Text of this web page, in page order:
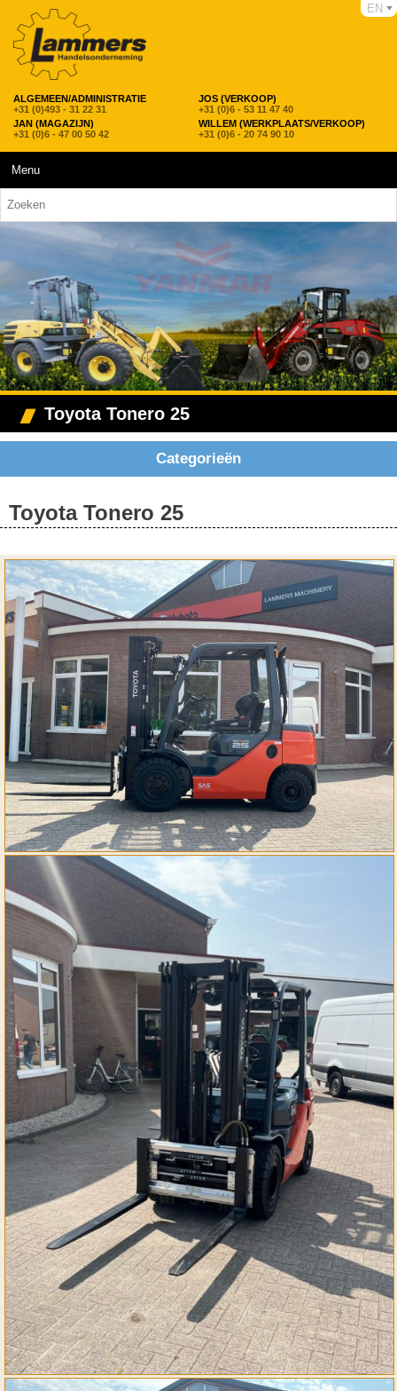
ALGEMEEN/ADMINISTRATIE
+31 (0)493 - 31 22 31
JOS (VERKOOP)
+31 (0)6 - 53 11 47 40
JAN (MAGAZIJN)
+31 (0)6 - 47 00 50 42
WILLEM (WERKPLAATS/VERKOOP)
+31 (0)6 - 20 74 90 10
EN
Menu
Toyota Tonero 25
Categorieën
Toyota Tonero 25